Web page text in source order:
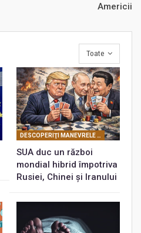
Americii
Toate
DESCOPERIŢI MANEVRELE FRANCMASONERIEI
SUA duc un război
mondial hibrid împotriva
Rusiei, Chinei și Iranului